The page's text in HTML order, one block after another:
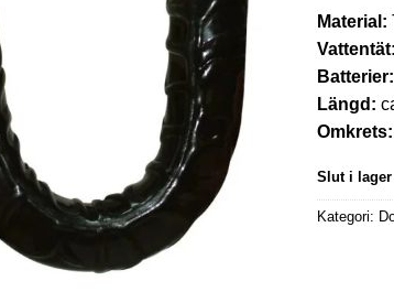
Material:
Vattentät:
Batterier:
Längd:
Slut i lager
Kategori: